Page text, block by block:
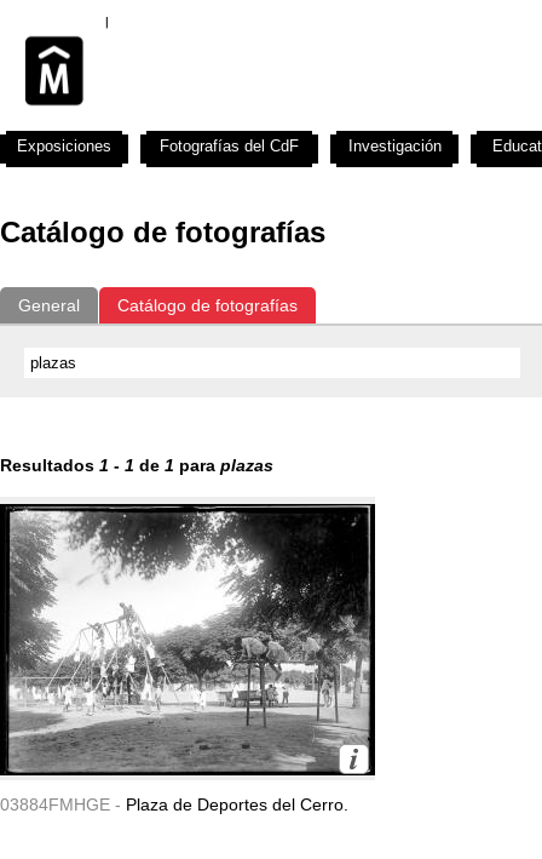
Catálogo de fotografías
General Catálogo de fotografías
Resultados 1 - 1 de 1 para plazas
03884FMHGE - Plaza de Deportes del Cerro.
Exposiciones Fotografías del CdF Investigación